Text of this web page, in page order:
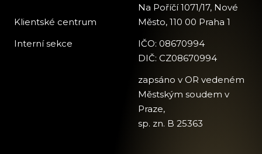
Klientské centrum
Interní sekce
Na Poříčí 1071/17, Nové
Město, 110 00 Praha 1
IČO: 08670994
DIČ: CZ08670994
zapsáno v OR vedeném
Městským soudem v
Praze,
sp. zn. B 25363